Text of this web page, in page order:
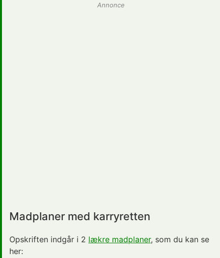
Annonce
Madplaner med karryretten
Opskriften indgår i 2 lækre madplaner, som du kan se
her: